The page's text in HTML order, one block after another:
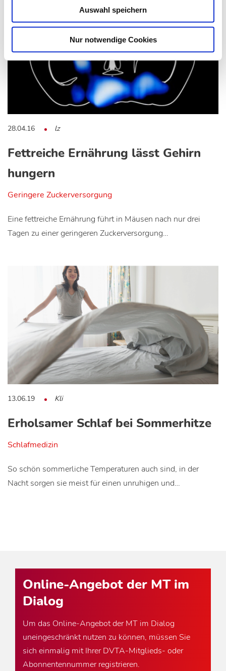
Auswahl speichern
Nur notwendige Cookies
28.04.16 lz
Fettreiche Ernährung lässt Gehirn
hungern
Geringere Zuckerversorgung
Eine fettreiche Ernährung führt in Mäusen nach nur drei
Tagen zu einer geringeren Zuckerversorgung…
13.06.19 Kli
Erholsamer Schlaf bei Sommerhitze
Schlafmedizin
So schön sommerliche Temperaturen auch sind, in der
Nacht sorgen sie meist für einen unruhigen und…
Online-Angebot der MT im
Dialog
Um das Online-Angebot der MT im Dialog
uneingeschränkt nutzen zu können, müssen Sie
sich einmalig mit Ihrer DVTA-Mitglieds- oder
Abonnentennummer registrieren.